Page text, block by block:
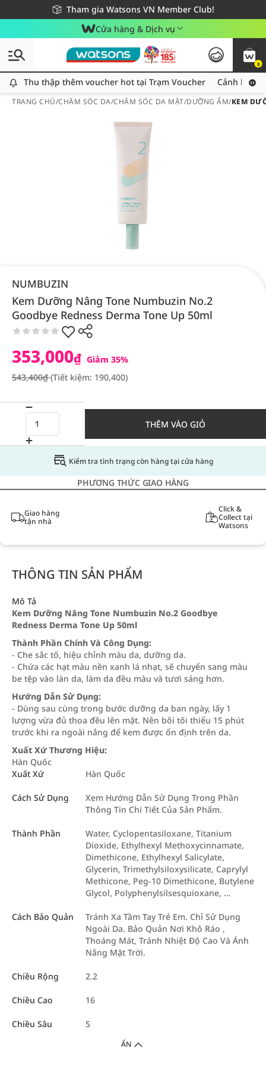
Tham gia Watsons VN Member Club!
Miễn phí giao hàng cho đơn hàng từ 249,000Đ
Giao hàng nhanh 24h - Áp dụng khu vực TP. Hồ Chí Minh
Cửa hàng & Dịch vụ
0
Thu thập thêm voucher hot tại Trạm Voucher
Thu thập thêm voucher hot tại Trạm Voucher Cảnh báo
TRANG CHỦ/CHĂM SÓC DA/CHĂM SÓC DA MẶT/DƯỠNG ẨM/KEM
NUMBUZIN
Kem Dưỡng Nâng Tone Numbuzin No.2
Goodbye Redness Derma Tone Up 50ml
353,000₫ Giảm 35%
543,400₫(Tiết kiệm: 190,400)
THÊM VÀO GIỎ
Kiểm tra tình trạng còn hàng tại cửa hàng
PHƯƠNG THỨC GIAO HÀNG
Giao hàng
tận nhà
Click &
Collect tại
Watsons
THÔNG TIN SẢN PHẨM
Mô Tả
Kem Dưỡng Nâng Tone Numbuzin No.2 Goodbye
Redness Derma Tone Up 50ml
Thành Phần Chính Và Công Dụng:
- Che sắc tố, hiệu chỉnh màu da, dưỡng da.
- Chứa các hạt màu nền xanh lá nhạt, sẽ chuyển sang màu
be tệp vào làn da, làm da đều màu và tươi sáng hơn.
Hướng Dẫn Sử Dụng:
- Dùng sau cùng trong bước dưỡng da ban ngày, lấy 1
lượng vừa đủ thoa đều lên mặt. Nên bôi tối thiểu 15 phút
trước khi ra ngoài nắng để kem được ổn định trên da.
Xuất Xứ Thương Hiệu:
Hàn Quốc
Xuất Xứ
Hàn Quốc
Cách Sử Dụng
Xem Hướng Dẫn Sử Dụng Trong Phần
Thông Tin Chi Tiết Của Sản Phẩm.
Thành Phần
Water, Cyclopentasiloxane, Titanium
Dioxide, Ethylhexyl Methoxycinnamate,
Dimethicone, Ethylhexyl Salicylate,
Glycerin, Trimethylsiloxysilicate, Caprylyl
Methicone, Peg-10 Dimethicone, Butylene
Glycol, Polyphenylsilsesquioxane, …
Cách Bảo Quản
Tránh Xa Tầm Tay Trẻ Em. Chỉ Sử Dụng
Ngoài Da. Bảo Quản Nơi Khô Ráo ,
Thoáng Mát, Tránh Nhiệt Độ Cao Và Ánh
Nắng Mặt Trời.
Chiều Rộng 2.2
Chiều Cao 16
Chiều Sâu 5
ẨN